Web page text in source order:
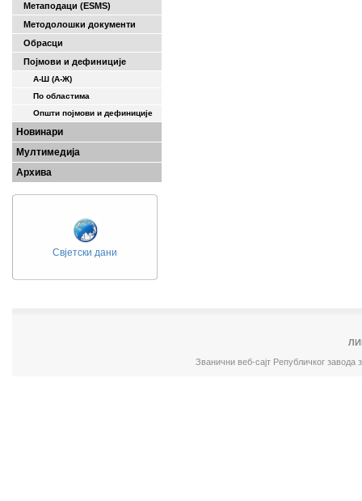
Метаподаци (ESMS)
Методолошки документи
Обрасци
Појмови и дефиниције
А-Ш (A-Ж)
По областима
Општи појмови и дефиниције
Новинари
Мултимедија
Архива
Свјетски дани
Званични веб-сајт Републичког